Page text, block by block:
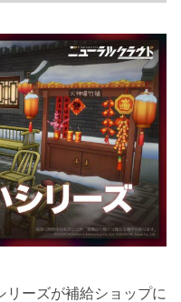
リーズが補給ショップに